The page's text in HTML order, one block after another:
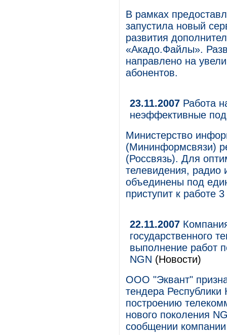
В рамках
запустила новый
развития
«Акадо.Файлы».
направлено на
абонентов.
23.11.2007 Работа
неэффективные
Министерство
(Мининформсвязи)
(Россвязь). Для
телевидения, радио
объединены под
приступит к работе
22.11.2007
государственного
выполнение работ
NGN (Новости)
ООО "Эквант"
тендера Республики
построению
нового поколения
сообщении